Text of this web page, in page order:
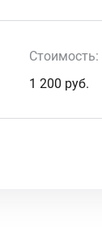
Стоимость:
1 200 руб.